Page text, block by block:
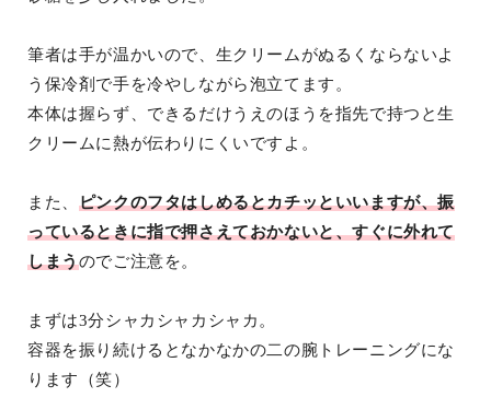
筆者は手が温かいので、生クリームがぬるくならないよ
う保冷剤で手を冷やしながら泡立てます。
本体は握らず、できるだけうえのほうを指先で持つと生
クリームに熱が伝わりにくいですよ。
また、 ピンクのフタはしめるとカチッといいますが、振
っているときに指で押さえておかないと、すぐに外れて
しまうのでご注意を。
まずは3分シャカシャカシャカ。
容器を振り続けるとなかなかの二の腕トレーニングにな
ります（笑）